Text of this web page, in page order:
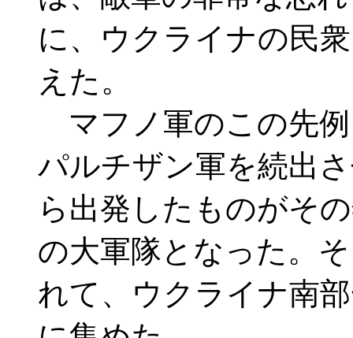
に、ウクライナの民
えた。
マフノ軍のこの先
パルチザン軍を続出
ら出発したものがそ
の大軍隊となった。
れて、ウクライナ南